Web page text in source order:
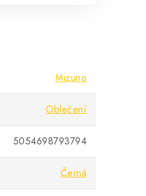
Mizuno
Oblečení
5054698793794
Černá